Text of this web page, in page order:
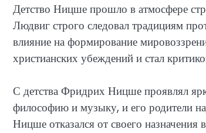
Детство Ницше прошло в атмосфере
Людвиг строго следовал традициям
влияние на формирование
христианских убеждений и стал
С детства Фридрих Ницше проявлял
философию и музыку, и его родители
Ницше отказался от своего